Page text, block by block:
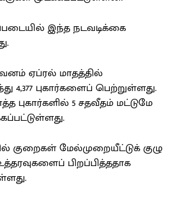
இந்த நடவடிக்கை
ஏப்ரல் மாதத்தில்
4,377 புகார்களைப் பெற்றுள்ளது.
புகார்களில் 5 சதவீதம் மட்டுமே
குறைகள் மேல்முறையீட்டுக் குழு
பிறப்பித்ததாக